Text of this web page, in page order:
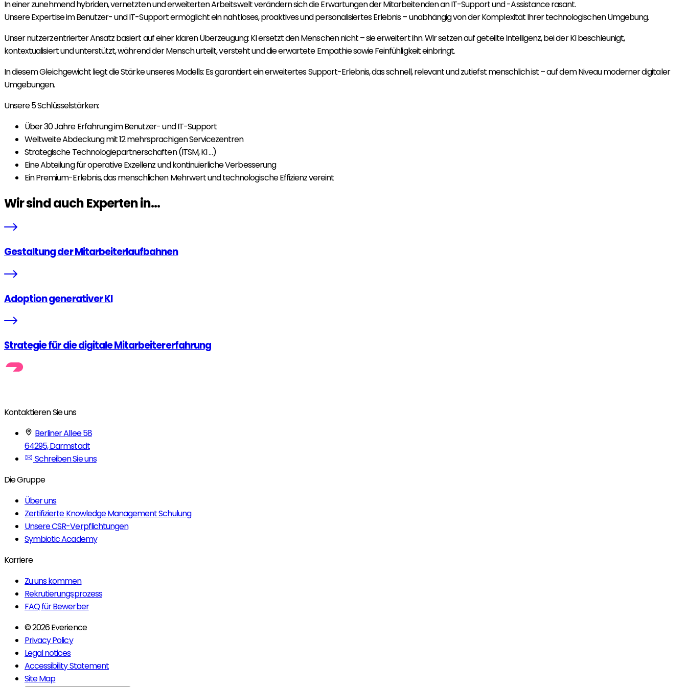
In einer zunehmend hybriden, vernetzten und erweiterten Arbeitswelt verändern sich die Erwartungen der Mitarbeitenden an IT-Support und -Assistance rasant.
Unsere Expertise im Benutzer- und IT-Support ermöglicht ein nahtloses, proaktives und personalisiertes Erlebnis – unabhängig von der Komplexität Ihrer technologischen Umgebung.
Unser nutzerzentrierter Ansatz basiert auf einer klaren Überzeugung: KI ersetzt den Menschen nicht – sie erweitert ihn. Wir setzen auf geteilte Intelligenz, bei der KI beschleunigt,
kontextualisiert und unterstützt, während der Mensch urteilt, versteht und die erwartete Empathie sowie Feinfühligkeit einbringt.
In diesem Gleichgewicht liegt die Stärke unseres Modells: Es garantiert ein erweitertes Support-Erlebnis, das schnell, relevant und zutiefst menschlich ist – auf dem Niveau moderner digitaler
Umgebungen.
Unsere 5 Schlüsselstärken:
Über 30 Jahre Erfahrung im Benutzer- und IT-Support
Weltweite Abdeckung mit 12 mehrsprachigen Servicezentren
Strategische Technologiepartnerschaften (ITSM, KI …)
Eine Abteilung für operative Exzellenz und kontinuierliche Verbesserung
Ein Premium-Erlebnis, das menschlichen Mehrwert und technologische Effizienz vereint
Wir sind auch Experten in...
Gestaltung der Mitarbeiterlaufbahnen
Adoption generativer KI
Strategie für die digitale Mitarbeitererfahrung
Kontaktieren Sie uns
Berliner Allee 58
64295, Darmstadt
Schreiben Sie uns
Die Gruppe
Über uns
Zertifizierte Knowledge Management Schulung
Unsere CSR-Verpflichtungen
Symbiotic Academy
Karriere
Zu uns kommen
Rekrutierungsprozess
FAQ für Bewerber
© 2026 Everience
Privacy Policy
Legal notices
Accessibility Statement
Site Map